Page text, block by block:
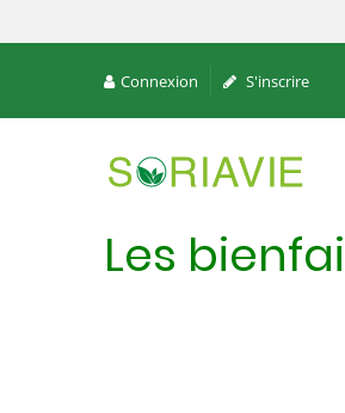
Connexion S'inscrire
Les